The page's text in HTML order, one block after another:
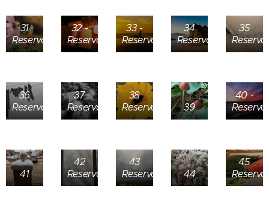
31
Reservada
32 -
Reservada
33 -
Reservada
34
Reservada
35
36
Reservada
37
Reservada
38
Reservada
39
40 -
41
42
Reservada
43
Reservada
44
45